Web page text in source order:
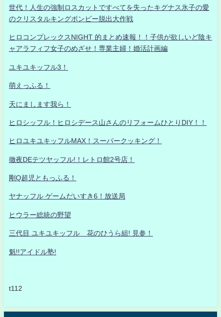
世代！人生の強制ロスカットですべてを失ったキグナス氷子の愛
のクリスタルキングボンビー脱出大作戦
ヒロコンプレックスNIGHT 的まとめ速報！！子供が欲しいど陰キ
ャアラフィフ女子のめざせ！専業主婦！婚活計画編
ユキユキッフル3！
萌えっふる！
天にまします我ら！
ヒロシッフル！ヒロシデース山さんのリフォームひとりDIY！！
ヒロユキユキッフルMAX！スーパークッキング！
徹夜DEテツヤッフル!！レトロ館2号店！
剛Q超児ともっふる！
ヤナッフル ゲームだいすき6！放送局
ヒウラー総統の野望
三代目 ユキユキッフル 花のひうら組! 見参！
魁!!アイドル塾!
t112